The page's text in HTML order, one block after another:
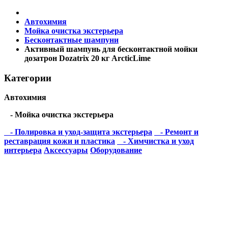
Автохимия
Мойка очистка экстерьера
Бесконтактные шампуни
Активный шампунь для бесконтактной мойки
дозатрон Dozatrix 20 кг ArcticLime
Категории
Автохимия
- Мойка очистка экстерьера
- Полировка и уход-защита экстерьера
- Ремонт и
реставрация кожи и пластика
- Химчистка и уход
интерьера Аксессуары Оборудование